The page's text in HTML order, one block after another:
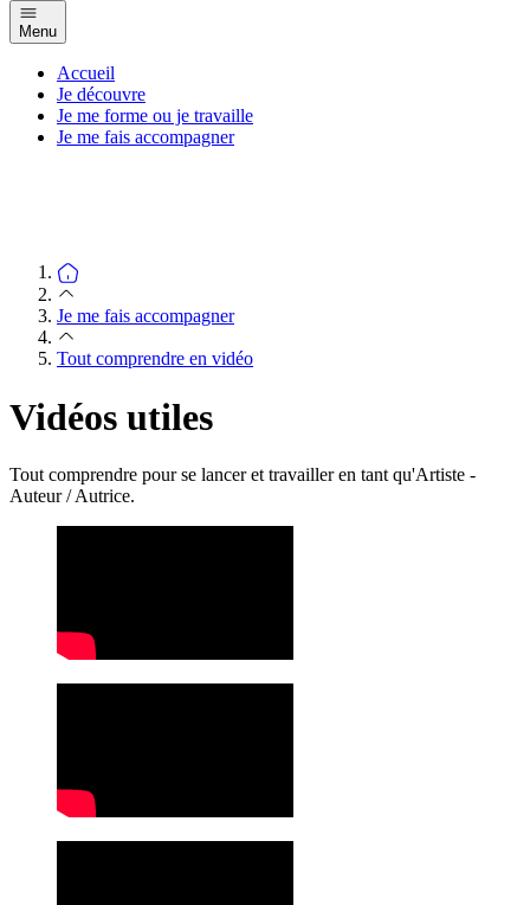
Menu
Accueil
Je découvre
Je me forme ou je travaille
Je me fais accompagner
Je me fais accompagner
Tout comprendre en vidéo
Vidéos utiles
Tout comprendre pour se lancer et travailler en tant qu'Artiste -
Auteur / Autrice.